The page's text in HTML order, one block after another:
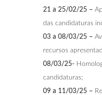
21 a 25/02/25 –
das candidaturas
03 a 08/03/25 –
recursos
08/03/25-
candidaturas;
09 a 11/03/25 –